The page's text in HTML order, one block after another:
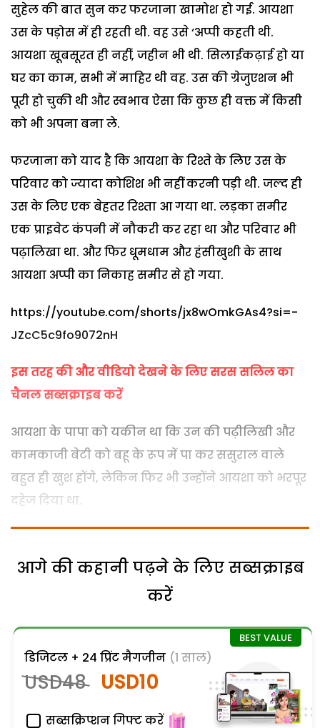
सुहेल की बात सुन कर फरजाना खामोश हो गई. आयशा
उस के पड़ोस में ही रहती थी. वह उसे ‘अप्पी कहती थी.
आयशा खूबसूरत ही नहीं, जहीन भी थी. सिलाईकढ़ाई हो या
घर का काम, सभी में माहिर थी वह. उस की ग्रेजुएशन भी
पूरी हो चुकी थी और स्वभाव ऐसा कि कुछ ही वक्त में किसी
को भी अपना बना ले.
फरजाना को याद है कि आयशा के रिश्ते के लिए उस के
परिवार को ज्यादा कोशिश भी नहीं करनी पड़ी थी. जल्द ही
उस के लिए एक बेहतर रिश्ता आ गया था. लड़का समीर
एक प्राइवेट कंपनी में नौकरी कर रहा था और परिवार भी
पढ़ालिखा था. और फिर धूमधाम और हंसीखुशी के साथ
आयशा अप्पी का निकाह समीर से हो गया.
https://youtube.com/shorts/jx8wOmkGAs4?si=-
JZcC5c9fo9072nH
इस तरह की और वीडियो देखने के लिए सरस सलिल का
चैनल सब्सक्राइब करें
आयशा के पापा को यकीन था कि उन की पढ़ीलिखी और
कामकाजी बेटी को बहू के रूप में पा कर ससुराल वाले
बहुत ही खुश होंगे, लेकिन फिर भी उन्होंने आयशा को भरपूर
दहेज दिया था.
आगे की कहानी पढ़ने के लिए सब्सक्राइब
करें
डिजिटल + 24 प्रिंट मैगजीन (1 साल)
USD48 USD10
सब्सक्रिप्शन गिफ्ट करें